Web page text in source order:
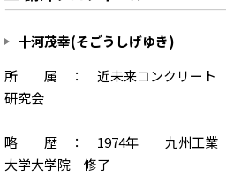
十河茂幸(そごうしげゆき)
所 属 ： 近未来コンクリート
研究会
略 歴 ： 1974年 九州工業
大学大学院 修了